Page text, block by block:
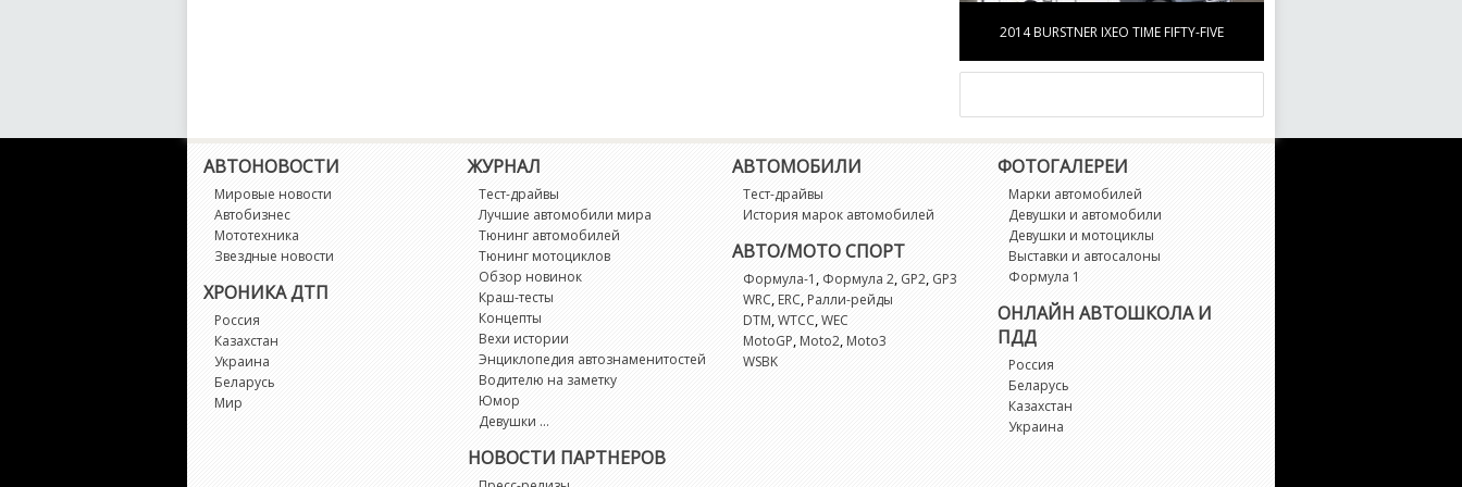
2014 BURSTNER IXEO TIME FIFTY-FIVE
АВТОНОВОСТИ
Мировые новости
Автобизнес
Мототехника
Звездные новости
ХРОНИКА ДТП
Россия
Казахстан
Украина
Беларусь
Мир
ЖУРНАЛ
Тест-драйвы
Лучшие автомобили мира
Тюнинг автомобилей
Тюнинг мотоциклов
Обзор новинок
Краш-тесты
Концепты
Вехи истории
Энциклопедия автознаменитостей
Водителю на заметку
Юмор
Девушки ...
НОВОСТИ ПАРТНЕРОВ
АВТОМОБИЛИ
Тест-драйвы
История марок автомобилей
АВТО/МОТО СПОРТ
Формула-1 , Формула 2, GP2, GP3
WRC,ERC,Ралли-рейды
DTM,WTCC,WEC
MotoGP,Moto2,Moto3
WSBK
ФОТОГАЛЕРЕИ
Марки автомобилей
Девушки и автомобили
Девушки и мотоциклы
Выставки и автосалоны
Формула 1
ОНЛАЙН АВТОШКОЛА И
ПДД
Россия
Беларусь
Казахстан
Украина